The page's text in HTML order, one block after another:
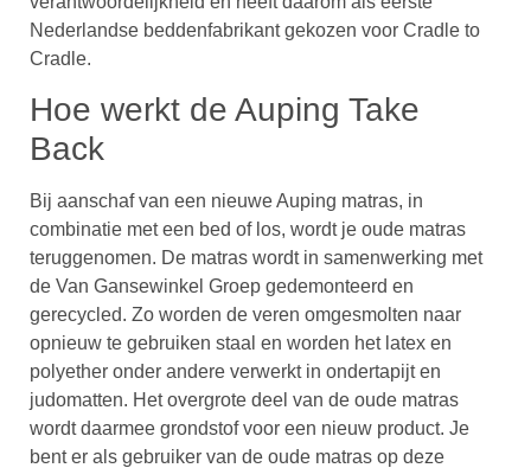
Nederlandse beddenfabrikant gekozen voor Cradle to
Cradle.
Hoe werkt de Auping Take
Back
Bij aanschaf van een nieuwe Auping matras, in
combinatie met een bed of los, wordt je oude matras
teruggenomen. De matras wordt in samenwerking met
de Van Gansewinkel Groep gedemonteerd en
gerecycled. Zo worden de veren omgesmolten naar
opnieuw te gebruiken staal en worden het latex en
polyether onder andere verwerkt in ondertapijt en
judomatten. Het overgrote deel van de oude matras
wordt daarmee grondstof voor een nieuw product. Je
bent er als gebruiker van de oude matras op deze